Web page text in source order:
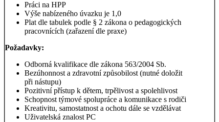
Práci na HPP
Výše nabízeného úvazku je 1,0
Plat dle tabulek podle § 2 zákona o pedagogických
pracovnících (zařazení dle praxe)
Požadavky:
Odborná kvalifikace dle zákona 563/2004 Sb.
Bezúhonnost a zdravotní způsobilost (nutné doložit
při nástupu)
Pozitivní přístup k dětem, trpělivost a spolehlivost
Schopnost týmové spolupráce a komunikace s rodiči
Kreativitu, samostatnost a ochotu dále se vzdělávat
Uživatelská znalost PC